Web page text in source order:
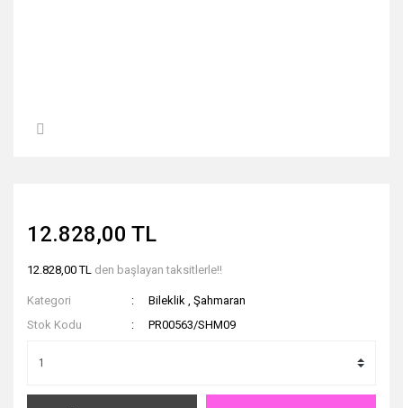
12.828,00 TL
12.828,00 TL den başlayan taksitlerle!!
Kategori Bileklik ,Şahmaran
Stok Kodu
PR00563/SHM09